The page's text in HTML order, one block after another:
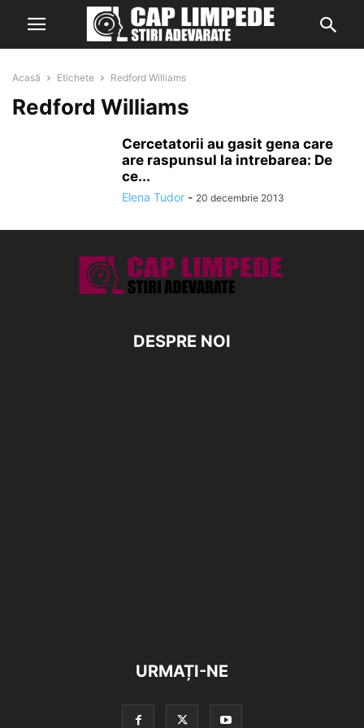
Acasă Etichete Redford Williams
Redford Williams
Cercetatorii au gasit gena care
are raspunsul la intrebarea: De
ce...
Elena Tudor - 20 decembrie 2013
DESPRE NOI
URMAȚI-NE